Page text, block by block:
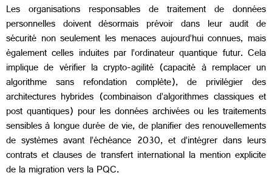
Les organisations responsables de traitement de données
personnelles doivent désormais prévoir dans leur audit de
sécurité non seulement les menaces aujourd’hui connues, mais
également celles induites par l’ordinateur quantique futur. Cela
implique de vérifier la crypto-agilité (capacité à remplacer un
algorithme sans refondation complète), de privilégier des
architectures hybrides (combinaison d’algorithmes classiques et
post quantiques) pour les données archivées ou les traitements
sensibles à longue durée de vie, de planifier des renouvellements
de systèmes avant l’échéance 2030, et d’intégrer dans leurs
contrats et clauses de transfert international la mention explicite
de la migration vers la PQC.